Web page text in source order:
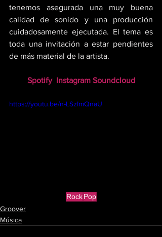
tenemos asegurada una muy buena
calidad de sonido y una producción
cuidadosamente ejecutada. El tema es
toda una invitación a estar pendientes
de más material de la artista.
Spotify Instagram Soundcloud
https://youtu.be/n-LSzImQnaU
Rock Pop
Groover
Música